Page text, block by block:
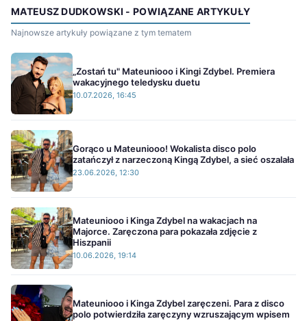
MATEUSZ DUDKOWSKI - POWIĄZANE ARTYKUŁY
Najnowsze artykuły powiązane z tym tematem
„Zostań tu" Mateuniooo i Kingi Zdybel. Premiera
wakacyjnego teledysku duetu
10.07.2026, 16:45
Gorąco u Mateuniooo! Wokalista disco polo
zatańczył z narzeczoną Kingą Zdybel, a sieć oszalała
23.06.2026, 12:30
Mateuniooo i Kinga Zdybel na wakacjach na
Majorce. Zaręczona para pokazała zdjęcie z
Hiszpanii
10.06.2026, 19:14
Mateuniooo i Kinga Zdybel zaręczeni. Para z disco
polo potwierdziła zaręczyny wzruszającym wpisem